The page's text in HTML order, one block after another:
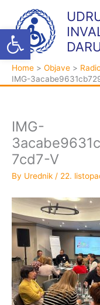
Open
content
Home Objave
IMG-
IMG-
7cd7-V
By Urednik / 22.
t
e
g
o
e
h
i
v
a